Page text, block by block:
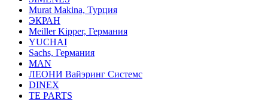
Murat Makina, Турция
ЭКРАН
Meiller Kipper, Германия
YUCHAI
Sachs, Германия
MAN
ЛЕОНИ Вайэринг Системс
DINEX
TE PARTS